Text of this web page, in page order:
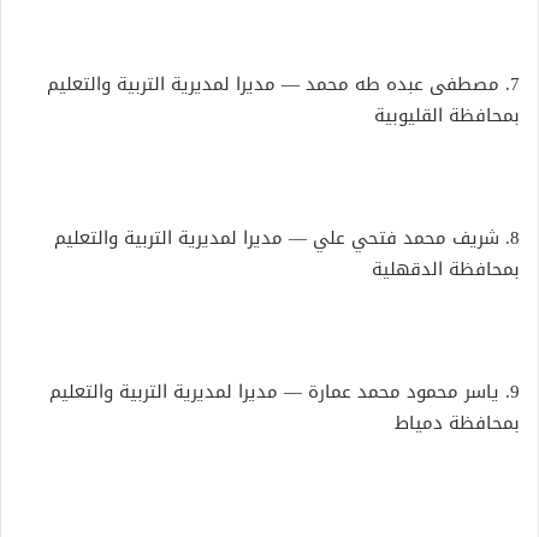
7. مصطفى عبده طه محمد — مديرا لمديرية التربية والتعليم
بمحافظة القليوبية
8. شريف محمد فتحي علي — مديرا لمديرية التربية والتعليم
بمحافظة الدقهلية
9. ياسر محمود محمد عمارة — مديرا لمديرية التربية والتعليم
بمحافظة دمياط